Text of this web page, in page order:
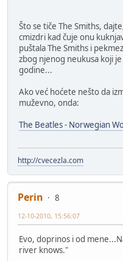
Što se tiče The Smiths,
cmizdri kad čuje onu
puštala The Smiths i
zbog njenog neukusa koji
godine...
Ako već hoćete nešto da
muževno, onda:
The Beatles - Norwegian
http://cvecezla.com
Perin
8
12-10-2010, 15:56:07
Evo, doprinos i od
river knows."